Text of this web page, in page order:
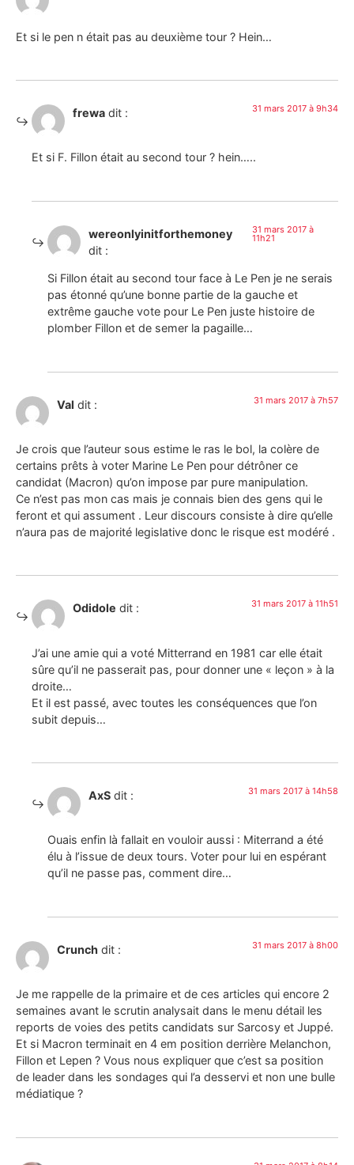
Et si le pen n était pas au deuxième tour ? Hein…
frewa dit : 31 mars 2017 à 9h34
Et si F. Fillon était au second tour ? hein…..
wereonlyinitforthemoney
dit :
31 mars 2017 à
11h21
Si Fillon était au second tour face à Le Pen je ne serais
pas étonné qu’une bonne partie de la gauche et
extrême gauche vote pour Le Pen juste histoire de
plomber Fillon et de semer la pagaille…
Val dit : 31 mars 2017 à 7h57
Je crois que l’auteur sous estime le ras le bol, la colère de
certains prêts à voter Marine Le Pen pour détrôner ce
candidat (Macron) qu’on impose par pure manipulation.
Ce n’est pas mon cas mais je connais bien des gens qui le
feront et qui assument . Leur discours consiste à dire qu’elle
n’aura pas de majorité legislative donc le risque est modéré .
Odidole dit : 31 mars 2017 à 11h51
J’ai une amie qui a voté Mitterrand en 1981 car elle était
sûre qu’il ne passerait pas, pour donner une « leçon » à la
droite…
Et il est passé, avec toutes les conséquences que l’on
subit depuis…
AxS dit : 31 mars 2017 à 14h58
Ouais enfin là fallait en vouloir aussi : Miterrand a été
élu à l’issue de deux tours. Voter pour lui en espérant
qu’il ne passe pas, comment dire…
Crunch dit : 31 mars 2017 à 8h00
Je me rappelle de la primaire et de ces articles qui encore 2
semaines avant le scrutin analysait dans le menu détail les
reports de voies des petits candidats sur Sarcosy et Juppé.
Et si Macron terminait en 4 em position derrière Melanchon,
Fillon et Lepen ? Vous nous expliquer que c’est sa position
de leader dans les sondages qui l’a desservi et non une bulle
médiatique ?